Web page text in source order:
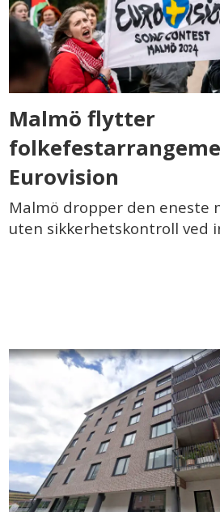
Malmö flytter
Eurovision
Malmö dropper den eneste
uten sikkerhetskontroll ved